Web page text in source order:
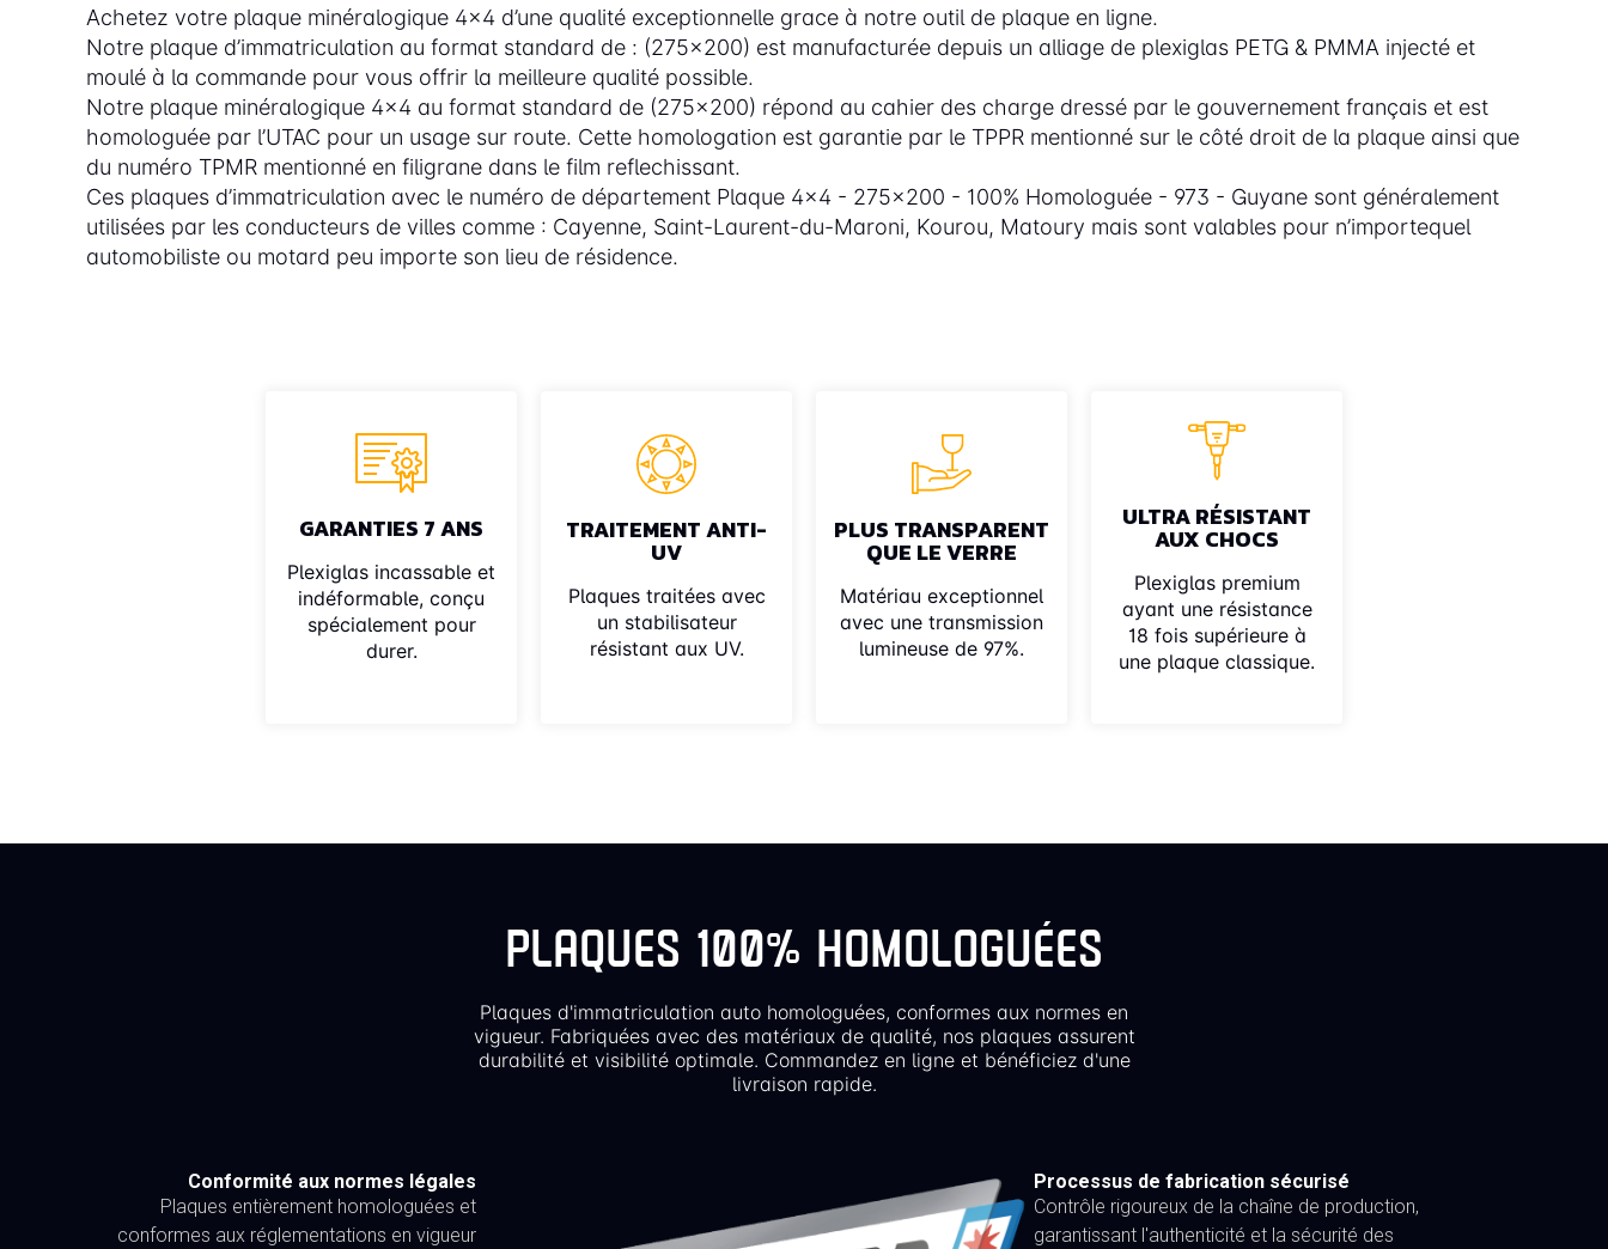
Achetez votre plaque minéralogique 4x4 d’une qualité exceptionnelle grace à notre outil de plaque en ligne.
Notre plaque d’immatriculation au format standard de : (275x200) est manufacturée depuis un alliage de plexiglas PETG & PMMA injecté et
moulé à la commande pour vous offrir la meilleure qualité possible.
Notre plaque minéralogique 4x4 au format standard de (275x200) répond au cahier des charge dressé par le gouvernement français et est
homologuée par l’UTAC pour un usage sur route. Cette homologation est garantie par le TPPR mentionné sur le côté droit de la plaque ainsi que
du numéro TPMR mentionné en filigrane dans le film reflechissant.
Ces plaques d’immatriculation avec le numéro de département Plaque 4x4 - 275x200 - 100% Homologuée - 973 - Guyane sont généralement
utilisées par les conducteurs de villes comme : Cayenne, Saint-Laurent-du-Maroni, Kourou, Matoury mais sont valables pour n’importequel
automobiliste ou motard peu importe son lieu de résidence.
GARANTIES 7 ANS
Plexiglas incassable et
indéformable, conçu
spécialement pour
durer.
TRAITEMENT ANTI-
UV
Plaques traitées avec
un stabilisateur
résistant aux UV.
PLUS TRANSPARENT
QUE LE VERRE
Matériau exceptionnel
avec une transmission
lumineuse de 97%.
ULTRA RÉSISTANT
AUX CHOCS
Plexiglas premium
ayant une résistance
18 fois supérieure à
une plaque classique.
PLAQUES 100% HOMOLOGUÉES
Plaques d'immatriculation auto homologuées, conformes aux normes en
vigueur. Fabriquées avec des matériaux de qualité, nos plaques assurent
durabilité et visibilité optimale. Commandez en ligne et bénéficiez d'une
livraison rapide.
Conformité aux normes légales
Plaques entièrement homologuées et
conformes aux réglementations en vigueur
Processus de fabrication sécurisé
Contrôle rigoureux de la chaîne de production,
garantissant l'authenticité et la sécurité des